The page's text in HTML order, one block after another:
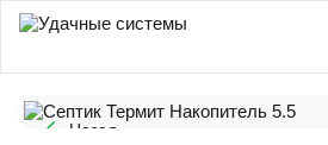
Назад